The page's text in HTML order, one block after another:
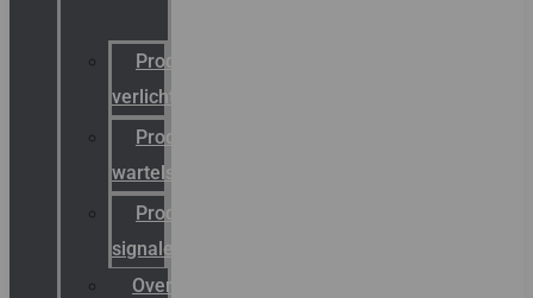
Productcatalogus
verlichting
Productcatalogus
wartels
Productcatalogus
signalering
Overzicht